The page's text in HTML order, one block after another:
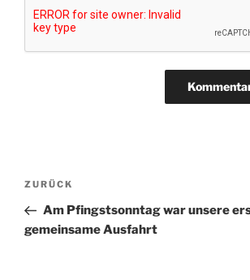
Beitragsnavigation
Vorheriger
Beitrag
ZURÜCK
Am Pfingstsonntag war unsere
gemeinsame Ausfahrt